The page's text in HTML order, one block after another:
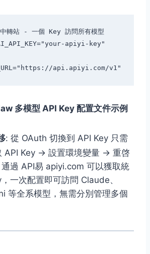
轉站 - 一個 Key 訪問所有模型
apiyi-key"
多模型 API Key 配置文件示例
: 從 OAuth 切換到 API Key 只需
Key → 設置環境變量 → 重啓
過 API易 apiyi.com 可以獲取統
一次配置即可訪問 Claude、
等全系模型，無需分別管理多個